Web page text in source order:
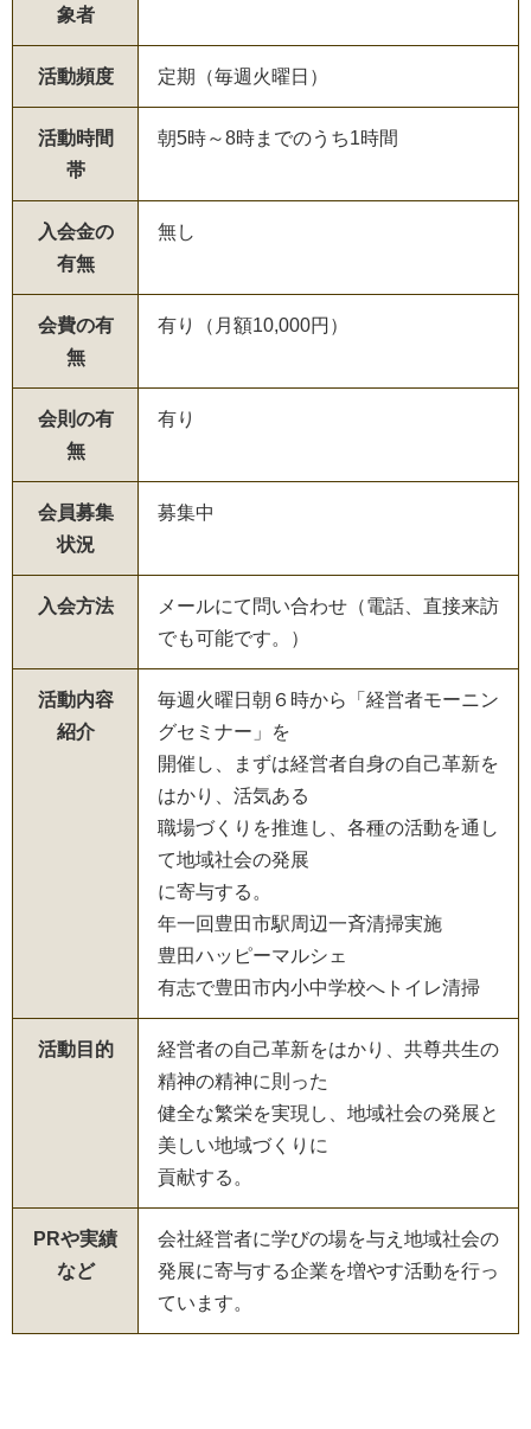
象者
活動頻度 定期（毎週火曜日）
活動時間
帯
朝5時～8時までのうち1時間
入会金の
有無
無し
会費の有
無
有り（月額10,000円）
会則の有
無
有り
会員募集
状況
募集中
入会方法
メールにて問い合わせ（電話、直接来訪
でも可能です。）
活動内容
紹介
毎週火曜日朝６時から「経営者モーニン
グセミナー」を
開催し、まずは経営者自身の自己革新を
はかり、活気ある
職場づくりを推進し、各種の活動を通し
て地域社会の発展
に寄与する。
年一回豊田市駅周辺一斉清掃実施
豊田ハッピーマルシェ
有志で豊田市内小中学校へトイレ清掃
活動目的
経営者の自己革新をはかり、共尊共生の
精神の精神に則った
健全な繁栄を実現し、地域社会の発展と
美しい地域づくりに
貢献する。
PRや実績
など
会社経営者に学びの場を与え地域社会の
発展に寄与する企業を増やす活動を行っ
ています。